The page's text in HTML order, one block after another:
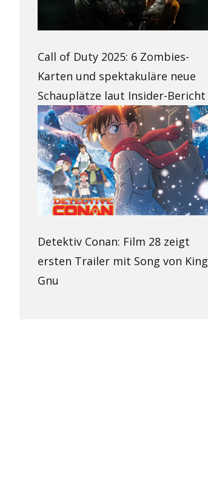
Call of Duty 2025: 6 Zombies-
Karten und spektakuläre neue
Schauplätze laut Insider-Bericht
Detektiv Conan: Film 28 zeigt
ersten Trailer mit Song von King
Gnu